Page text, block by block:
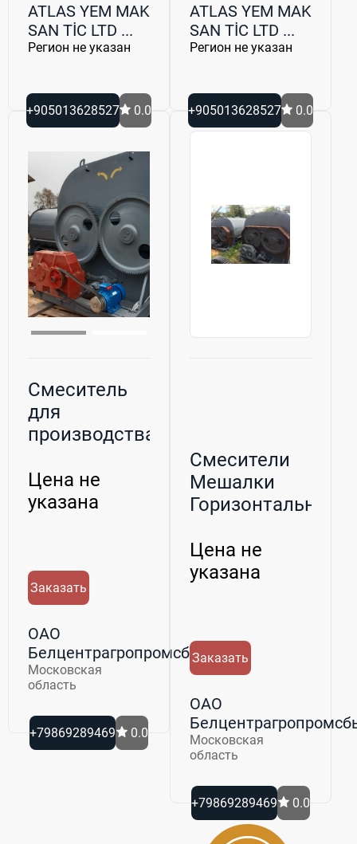
ATLAS YEM MAK
SAN TİC LTD ...
Регион не указан
+905013628527 0.0
ATLAS YEM MAK
SAN TİC LTD ...
Регион не указан
+905013628527 0.0
Смеситель
для
производства
С-12 (12м3)...
Цена не
указана
Заказать
ОАО
Белцентрагропромсбыт
Московская
область
+79869289469 0.0
Смесители
Мешалки
Горизонтальные
Ф-6 С...
Цена не
указана
Заказать
ОАО
Московская
область
+79869289469 0.0